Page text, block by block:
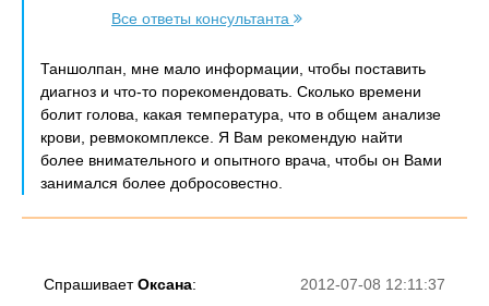
Все ответы консультанта
Таншолпан, мне мало информации, чтобы поставить
диагноз и что-то порекомендовать. Сколько времени
болит голова, какая температура, что в общем анализе
крови, ревмокомплексе. Я Вам рекомендую найти
более внимательного и опытного врача, чтобы он Вами
занимался более добросовестно.
2012-07-08 12:11:37
СпрашиваетОксана: